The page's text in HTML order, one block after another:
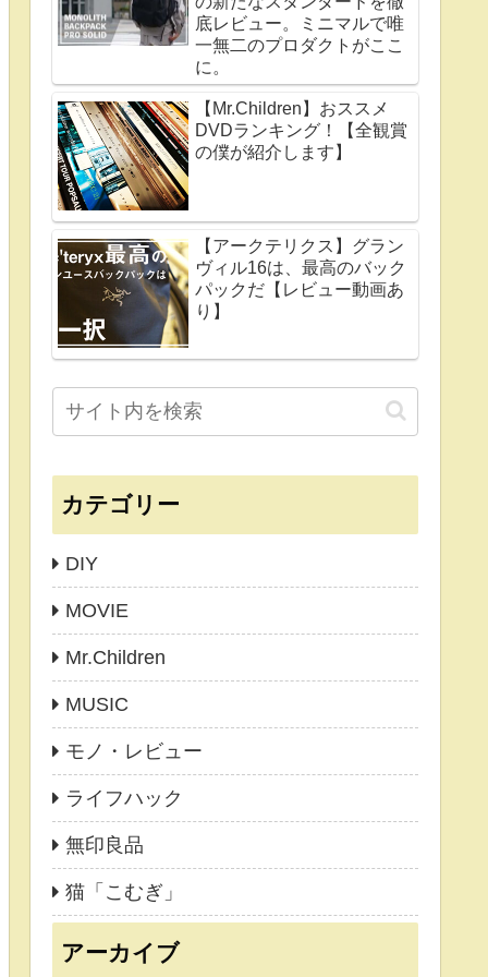
底レビュー。ミニマルで唯
一無二のプロダクトがここ
に。
【Mr.Children】おススメ
DVDランキング！【全観賞
の僕が紹介します】
【アークテリクス】グラン
ヴィル16は、最高のバック
パックだ【レビュー動画あ
り】
カテゴリー
DIY
MOVIE
Mr.Children
MUSIC
モノ・レビュー
ライフハック
無印良品
猫「こむぎ」
アーカイブ